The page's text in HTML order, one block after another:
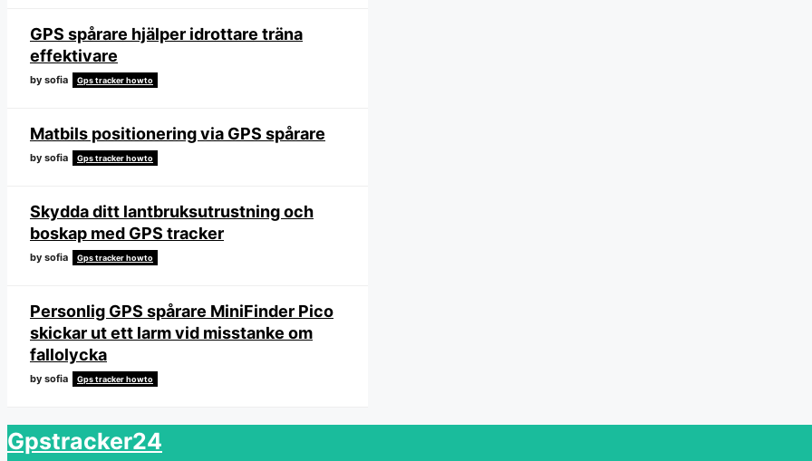
GPS spårare hjälper idrottare träna
effektivare
by sofia Gps tracker howto
Matbils positionering via GPS spårare
by sofia Gps tracker howto
Skydda ditt lantbruksutrustning och
boskap med GPS tracker
by sofia Gps tracker howto
Personlig GPS spårare MiniFinder Pico
skickar ut ett larm vid misstanke om
fallolycka
by sofia Gps tracker howto
Gpstracker24